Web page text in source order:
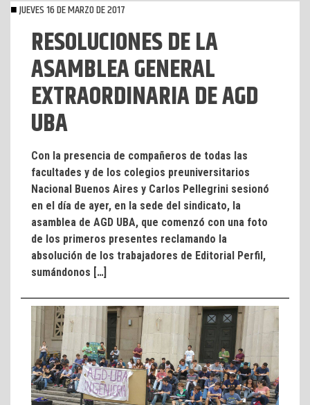
JUEVES 16 DE MARZO DE 2017
RESOLUCIONES DE LA
ASAMBLEA GENERAL
EXTRAORDINARIA DE AGD
UBA
Con la presencia de compañeros de todas las
facultades y de los colegios preuniversitarios
Nacional Buenos Aires y Carlos Pellegrini sesionó
en el día de ayer, en la sede del sindicato, la
asamblea de AGD UBA, que comenzó con una foto
de los primeros presentes reclamando la
absolución de los trabajadores de Editorial Perfil,
sumándonos […]